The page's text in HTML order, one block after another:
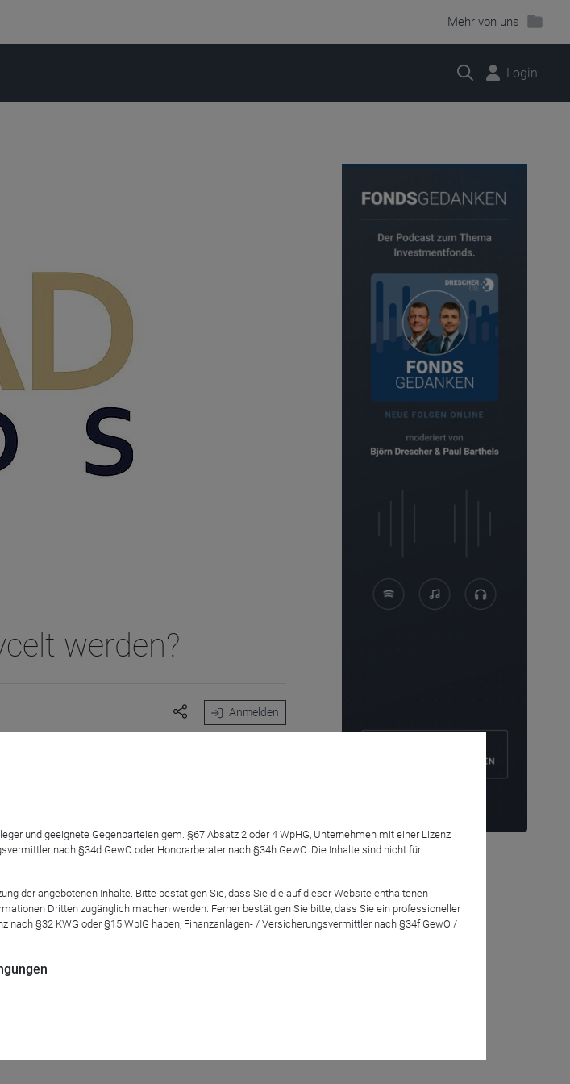
Mehr von uns
Suche Login
werden?
Anmelden
starre Regulierung erleben
unterscheidet.
Überblick über die beiden Fonds
und geeignete Gegenparteien gem. §67 Absatz 2 oder 4 WpHG, Unternehmen mit einer Lizenz
nach §34d GewO oder Honorarberater nach §34h GewO. Die Inhalte sind nicht für
der angebotenen Inhalte. Bitte bestätigen Sie, dass Sie die auf dieser Website enthaltenen
Dritten zugänglich machen werden. Ferner bestätigen Sie bitte, dass Sie ein professioneller
nach §32 KWG oder §15 WpIG haben, Finanzanlagen- / Versicherungsvermittler nach §34f GewO /